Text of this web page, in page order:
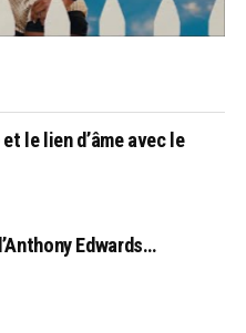
le lien d’âme avec le
Edwards…